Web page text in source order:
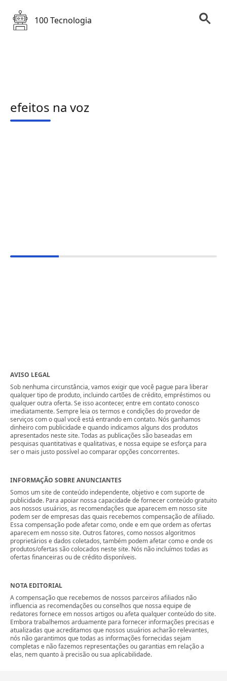
100 Tecnologia
efeitos na voz
AVISO LEGAL
Sob nenhuma circunstância, vamos exigir que você pague para liberar
qualquer tipo de produto, incluindo cartões de crédito, empréstimos ou
qualquer outra oferta. Se isso acontecer, entre em contato conosco
imediatamente. Sempre leia os termos e condições do provedor de
serviços com o qual você está entrando em contato. Nós ganhamos
dinheiro com publicidade e quando indicamos alguns dos produtos
apresentados neste site. Todas as publicações são baseadas em
pesquisas quantitativas e qualitativas, e nossa equipe se esforça para
ser o mais justo possível ao comparar opções concorrentes.
INFORMAÇÃO SOBRE ANUNCIANTES
Somos um site de conteúdo independente, objetivo e com suporte de
publicidade. Para apoiar nossa capacidade de fornecer conteúdo gratuito
aos nossos usuários, as recomendações que aparecem em nosso site
podem ser de empresas das quais recebemos compensação de afiliado.
Essa compensação pode afetar como, onde e em que ordem as ofertas
aparecem em nosso site. Outros fatores, como nossos algoritmos
proprietários e dados coletados, também podem afetar como e onde os
produtos/ofertas são colocados neste site. Nós não incluímos todas as
ofertas financeiras ou de crédito disponíveis.
NOTA EDITORIAL
A compensação que recebemos de nossos parceiros afiliados não
influencia as recomendações ou conselhos que nossa equipe de
redatores fornece em nossos artigos ou afeta qualquer conteúdo do site.
Embora trabalhemos arduamente para fornecer informações precisas e
atualizadas que acreditamos que nossos usuários acharão relevantes,
nós não garantimos que todas as informações fornecidas sejam
completas e não fazemos representações ou garantias em relação a
elas, nem quanto à precisão ou sua aplicabilidade.